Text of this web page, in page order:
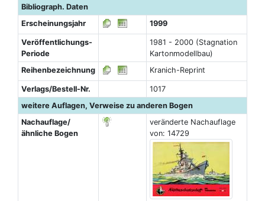
Bibliograph. Daten
Erscheinungsjahr
1999
Veröffentlichungs-
Periode
1981 - 2000 (Stagnation
Kartonmodellbau)
Reihenbezeichnung
Kranich-Reprint
Verlags/Bestell-Nr.
1017
weitere Auflagen, Verweise zu anderen Bogen
Nachauflage/
ähnliche Bogen
veränderte Nachauflage
von: 14729